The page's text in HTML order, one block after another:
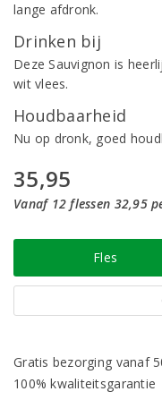
lange afdronk.
Drinken bij
Deze Sauvignon is
wit vlees.
Houdbaarheid
Nu op dronk, goed
35,95
Vanaf 12 flessen 32,95
Fles
Gratis bezorging vanaf
100% kwaliteitsgarantie